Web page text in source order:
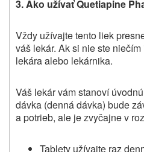
3. Ako užívaťQuetiapine
Vždy užívajtetento liek
váš lekár. Ak si nie ste
lekára alebo lekárnika.
Váš lekár vám stanoví
dávka (denná dávka) bude
a potrieb, ale je zvyčajne v
Tablety užívajte raz